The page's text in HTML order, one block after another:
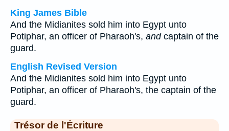
King James Bible
And the Midianites sold him into Egypt unto
Potiphar, an officer of Pharaoh's, andcaptain of the
guard.
English Revised Version
And the Midianites sold him into Egypt unto
Potiphar, an officer of Pharaoh's, the captain of the
guard.
Trésor de l'Écriture